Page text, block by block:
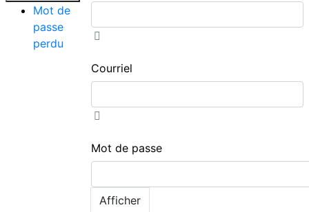
Mot de
passe
perdu
Courriel
Mot de passe
Afficher